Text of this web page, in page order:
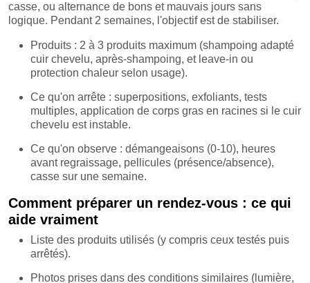
casse, ou alternance de bons et mauvais jours sans
logique. Pendant 2 semaines, l'objectif est de stabiliser.
Produits : 2 à 3 produits maximum (shampoing adapté
cuir chevelu, après-shampoing, et leave-in ou
protection chaleur selon usage).
Ce qu'on arrête : superpositions, exfoliants, tests
multiples, application de corps gras en racines si le cuir
chevelu est instable.
Ce qu'on observe : démangeaisons (0-10), heures
avant regraissage, pellicules (présence/absence),
casse sur une semaine.
Comment préparer un rendez-vous : ce qui
aide vraiment
Liste des produits utilisés (y compris ceux testés puis
arrêtés).
Photos prises dans des conditions similaires (lumière,